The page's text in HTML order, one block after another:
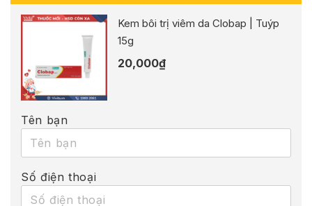
Kem bôi trị viêm da Clobap | Tuýp
15g
20,000₫
Tên bạn
Số điện thoại